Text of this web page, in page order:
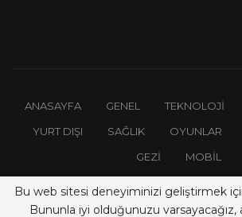
ANASAYFA GENEL TEKNOLOJI
YURT DIŞI
SAĞLIK OYUNLAR
GEZI
MOBIL
© 2026 Güncel Paylaşım - Tüm
Bu web sitesi deneyiminizi geliştirmek
Bununla iyi olduğunuzu varsayacağız,